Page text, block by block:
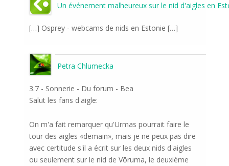
Un événement malheureux sur le nid d'aigles en
[…] Osprey - webcams de nids en Estonie […]
Petra Chlumecka
3.7 - Sonnerie - Du forum - Bea
Salut les fans d'aigle:
On m'a fait remarquer qu'Urmas pourrait faire le
tour des aigles «demain», mais je ne peux pas dire
avec certitude s'il a écrit sur les deux nids d'aigles
ou seulement sur le nid de Võruma, le deuxième